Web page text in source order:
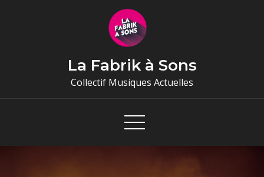
La Fabrik à Sons
Collectif Musiques Actuelles